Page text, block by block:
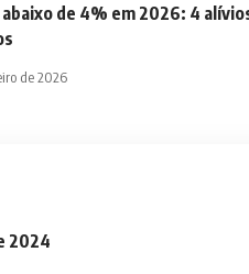
de 4% em 2026: 4
de 2026
2024